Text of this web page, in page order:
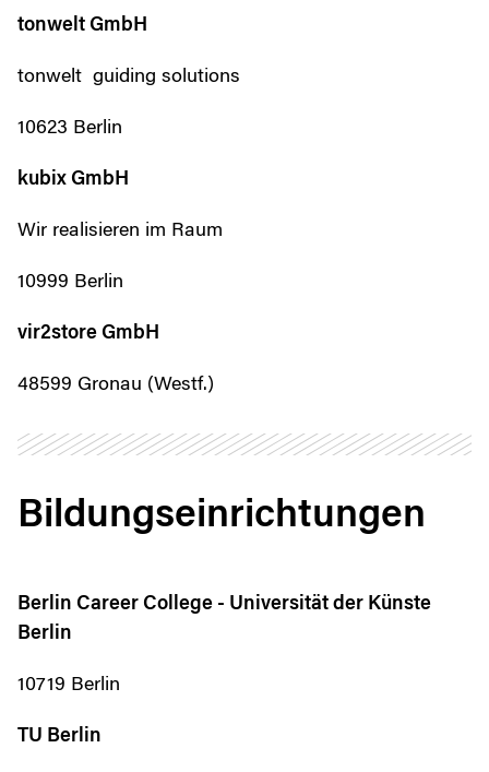
tonwelt GmbH
tonwelt  guiding solutions
10623 Berlin
kubix GmbH
Wir realisieren im Raum
10999 Berlin
vir2store GmbH
48599 Gronau (Westf.)
Bildungseinrichtungen
Berlin Career College - Universität der Künste
Berlin
10719 Berlin
TU Berlin